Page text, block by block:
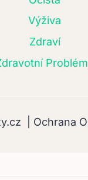
Výživa
Zdraví
| Ochrana